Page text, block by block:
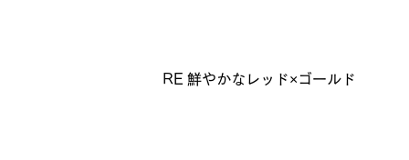
RE 鮮やかなレッド×ゴールド